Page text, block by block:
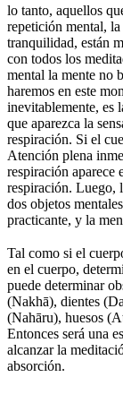
lo tanto, aquellos
repetición mental,
tranquilidad, están
con todos los
mental la mente no
haremos en este
inevitablemente, es
que aparezca la
respiración. Si el
Atención plena
respiración aparece
respiración. Luego,
dos objetos
practicante, y la
Tal como si el
en el cuerpo,
puede determinar
(Nakhā), dientes
(Nahāru), huesos
Entonces será una
alcanzar la
absorción.